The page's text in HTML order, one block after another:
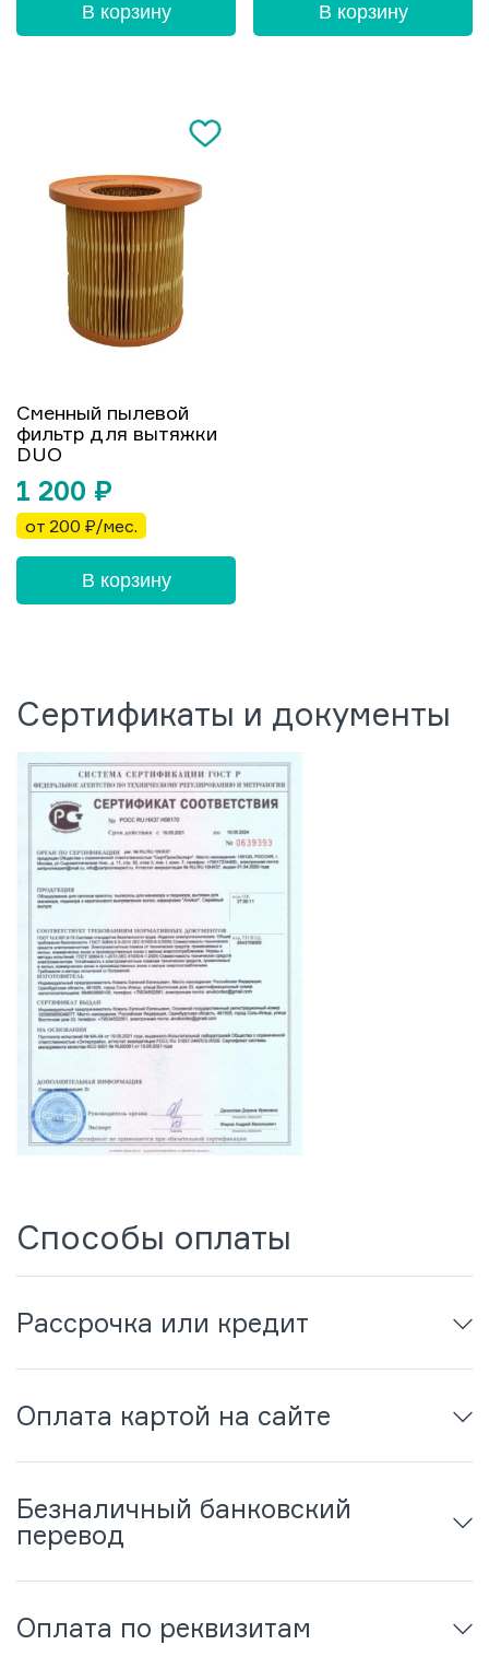
В корзину В корзину
Сменный пылевой
фильтр для вытяжки
DUO
1 200 ₽
от 200 ₽/мес.
В корзину
Сертификаты и документы
Способы оплаты
Рассрочка или кредит
Оплата картой на сайте
Безналичный банковский
перевод
Оплата по реквизитам